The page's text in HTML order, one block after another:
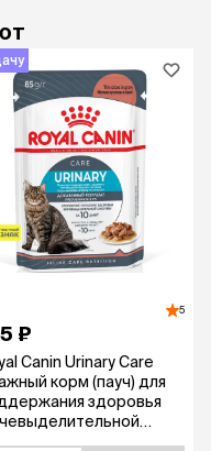
5
₽
Canin Urinary Care
корм (пауч) для
здоровья